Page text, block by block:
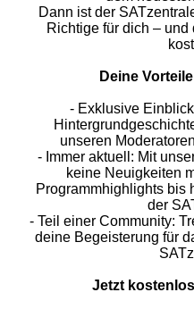
Dann ist der
Richtige für dich –
Deine
- Exklusive
unseren
- Immer aktuell: Mit
keine Neuigkeiten
Programmhighlights bis
der
- Teil einer Community:
deine Begeisterung für
Jetzt